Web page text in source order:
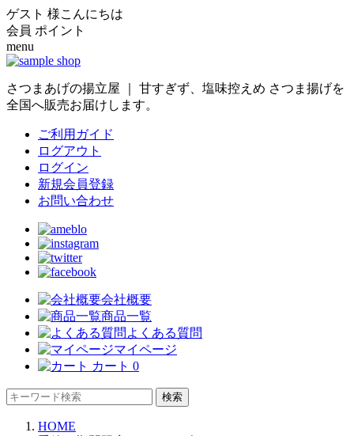
ゲスト 様こんにちは
会員 ポイント
menu
さつまあげの揚立屋 ｜ 甘すぎず、塩味控えめ さつま揚げを
全国へ販売お届けします。
ご利用ガイド
ログアウト
ログイン
新規会員登録
お問い合わせ
会社概要
商品一覧
よくある質問
マイページ
カート 0
検索
HOME